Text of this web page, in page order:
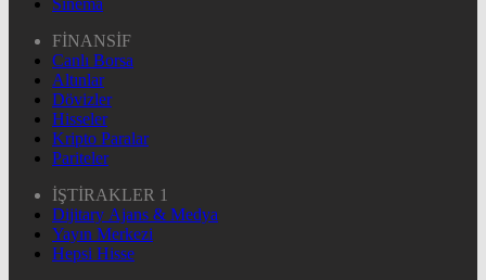
Sinema
FİNANSİF
Canlı Borsa
Altınlar
Dövizler
Hisseler
Kripto Paralar
Pariteler
İŞTİRAKLER 1
Dijitary Ajans & Medya
Yayın Merkezi
Hepsi Hisse